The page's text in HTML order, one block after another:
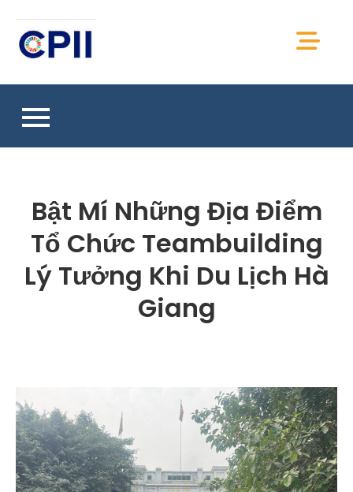
content
Chia sẻ thông tin, kiến thức, tài liệu CPII Việt
Bật Mí Những Địa Điểm
Tổ Chức Teambuilding
Lý Tưởng Khi Du Lịch Hà
Giang